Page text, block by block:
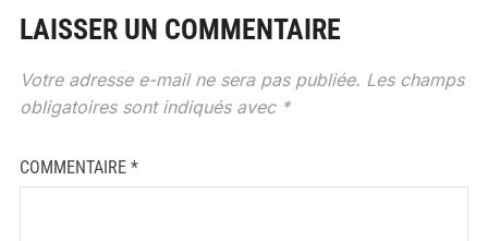
LAISSER UN COMMENTAIRE
Votre adresse e-mail ne sera pas publiée. Les champs
obligatoires sont indiqués avec *
COMMENTAIRE *